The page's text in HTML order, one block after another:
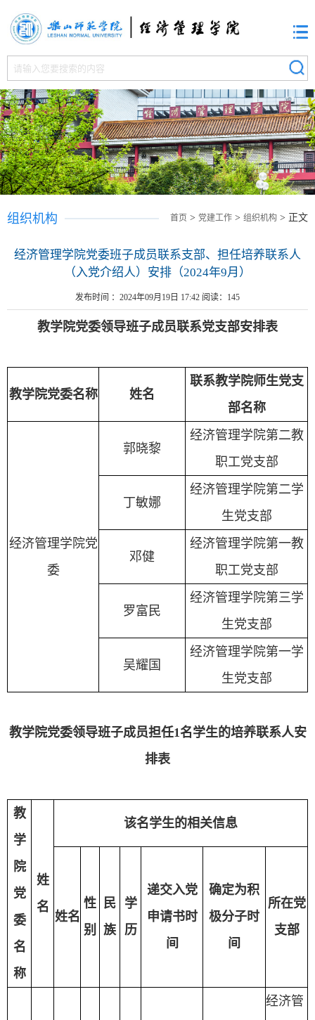
首页 > 党建工作 > 组织机构 > 正文
组织机构
经济管理学院党委班子成员联系支部、担任培养联系人
（入党介绍人）安排（2024年9月）
发布时间 ：2024年09月19日 17:42 阅读： 145
教学院党委领导班子成员联系党支部安排表
教学院党委名称 姓名
联系教学院师生党支
部名称
经济管理学院党
委
郭晓黎
经济管理学院第二教
职工党支部
丁敏娜
经济管理学院第二学
生党支部
邓健
经济管理学院第一教
职工党支部
罗富民
经济管理学院第三学
生党支部
吴耀国
经济管理学院第一学
生党支部
教学院党委领导班子成员担任1名学生的培养联系人安
排表
教
学
院
党
委
名
称
姓
名
该名学生的相关信息
姓名
性
别
民
族
学
历
递交入党
申请书时
间
确定为积
极分子时
间
所在党
支部
经济管